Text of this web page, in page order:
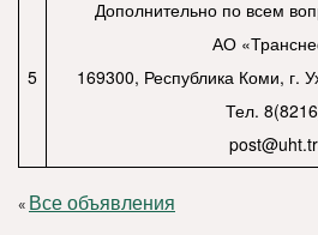
5
Дополнительно по всем
АО
169300, Республика Коми, г.
Тел.
« Все объявления